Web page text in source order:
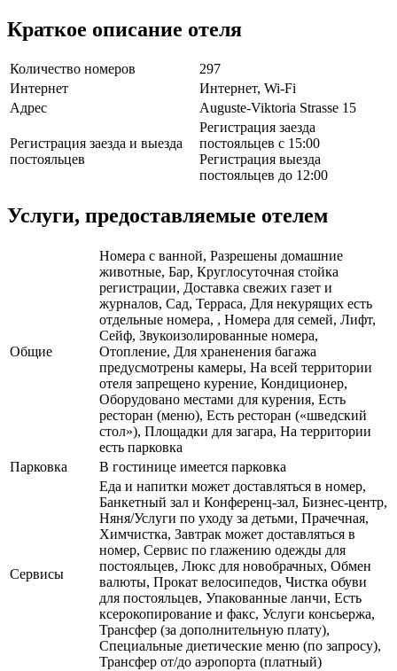
Краткое описание отеля
Количество номеров
297
Интернет
Интернет, Wi-Fi
Адрес
Auguste-Viktoria Strasse 15
Регистрация заезда и выезда
постояльцев
Регистрация заезда
постояльцев с 15:00
Регистрация выезда
постояльцев до 12:00
Услуги, предоставляемые отелем
Общие
Номера с ванной, Разрешены домашние
животные, Бар, Круглосуточная стойка
регистрации, Доставка свежих газет и
журналов, Сад, Терраса, Для некурящих есть
отдельные номера, , Номера для семей, Лифт,
Сейф, Звукоизолированные номера,
Отопление, Для храненения багажа
предусмотрены камеры, На всей территории
отеля запрещено курение, Кондиционер,
Оборудовано местами для курения, Есть
ресторан (меню), Есть ресторан («шведский
стол»), Площадки для загара, На территории
есть парковка
Парковка
В гостинице имеется парковка
Сервисы
Еда и напитки может доставляться в номер,
Банкетный зал и Конференц-зал, Бизнес-центр,
Няня/Услуги по уходу за детьми, Прачечная,
Химчистка, Завтрак может доставляться в
номер, Сервис по глажению одежды для
постояльцев, Люкс для новобрачных, Обмен
валюты, Прокат велосипедов, Чистка обуви
для постояльцев, Упакованные ланчи, Есть
ксерокопирование и факс, Услуги консьержа,
Трансфер (за дополнительную плату),
Специальные диетические меню (по запросу),
Трансфер от/до аэропорта (платный)